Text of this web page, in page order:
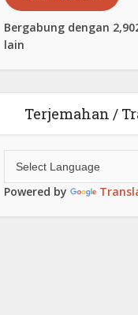
Bergabung dengan
lain
Terjemahan /
Powered by